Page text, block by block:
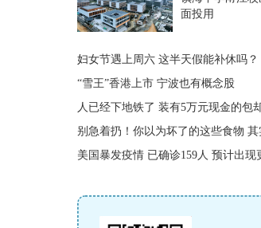
面投用
妇女节遇上周六 这半天假能补休吗？
“雪王”香港上市 宁波也有概念股
人已经下地铁了 装有5万元现金的包
别急着扔！你以为坏了的这些食物 其
美国暴发疫情 已确诊159人 预计出现